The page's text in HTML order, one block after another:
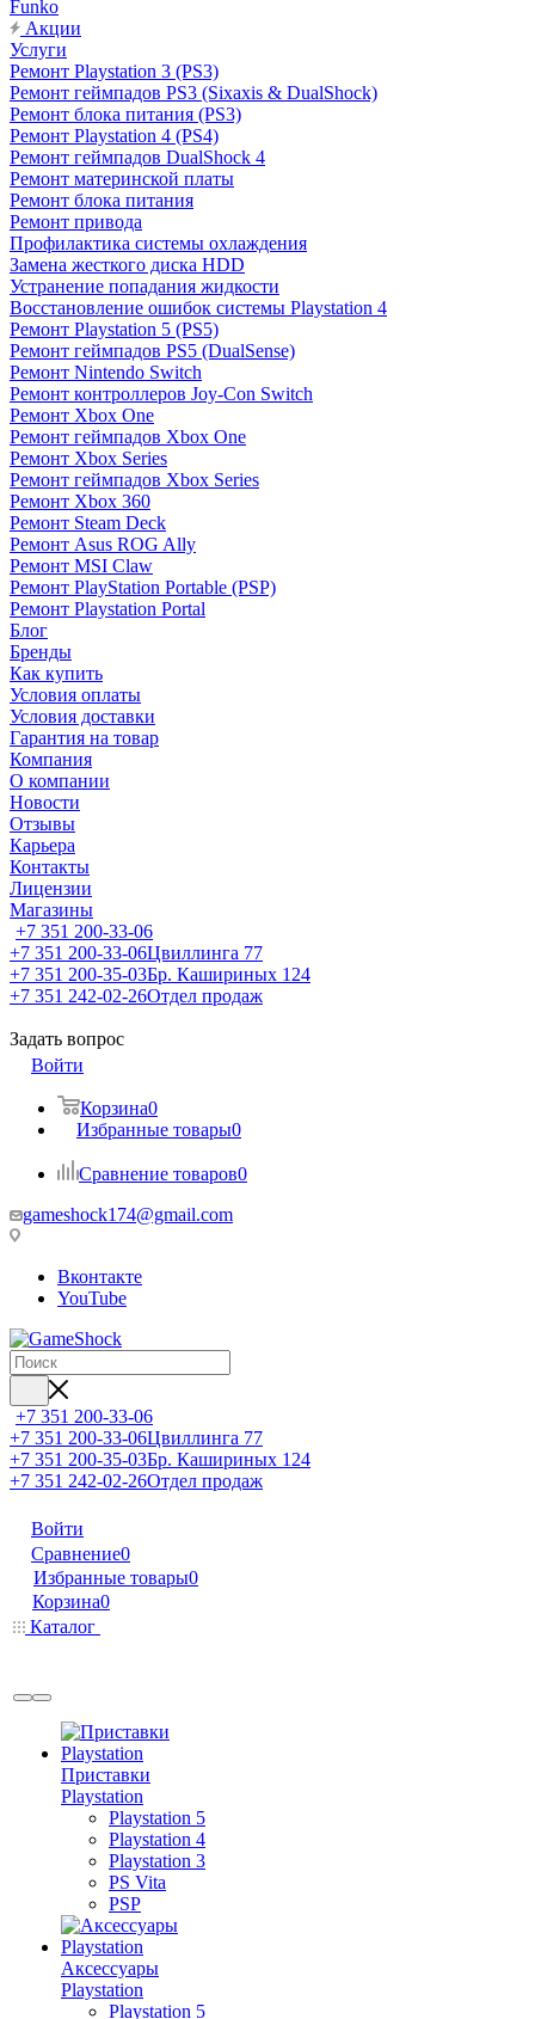
Funko
Акции
Услуги
Ремонт Playstation 3 (PS3)
Ремонт геймпадов PS3 (Sixaxis & DualShock)
Ремонт блока питания (PS3)
Ремонт Playstation 4 (PS4)
Ремонт геймпадов DualShock 4
Ремонт материнской платы
Ремонт блока питания
Ремонт привода
Профилактика системы охлаждения
Замена жесткого диска HDD
Устранение попадания жидкости
Восстановление ошибок системы Playstation 4
Ремонт Playstation 5 (PS5)
Ремонт геймпадов PS5 (DualSense)
Ремонт Nintendo Switch
Ремонт контроллеров Joy-Con Switch
Ремонт Xbox One
Ремонт геймпадов Xbox One
Ремонт Xbox Series
Ремонт геймпадов Xbox Series
Ремонт Xbox 360
Ремонт Steam Deck
Ремонт Asus ROG Ally
Ремонт MSI Claw
Ремонт PlayStation Portable (PSP)
Ремонт Playstation Portal
Блог
Бренды
Как купить
Условия оплаты
Условия доставки
Гарантия на товар
Компания
О компании
Новости
Отзывы
Карьера
Контакты
Лицензии
Магазины
+7 351 200-33-06
+7 351 200-33-06Цвиллинга 77
+7 351 200-35-03Бр. Кашириных 124
+7 351 242-02-26Отдел продаж
Задать вопрос
Войти
Корзина0
Избранные товары0
Сравнение товаров0
gameshock174@gmail.com
Вконтакте
YouTube
+7 351 200-33-06
+7 351 200-33-06Цвиллинга 77
+7 351 200-35-03Бр. Кашириных 124
+7 351 242-02-26Отдел продаж
Войти
Сравнение0
Избранные товары0
Корзина0
Каталог
Приставки
Playstation
Playstation 5
Playstation 4
Playstation 3
PS Vita
PSP
Аксессуары
Playstation
Playstation 5